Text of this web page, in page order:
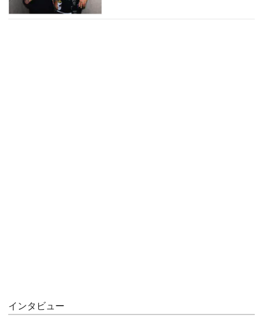
インタビュー